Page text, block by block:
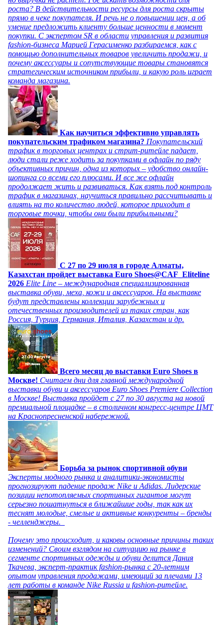
роста? В действительности ресурсы для роста скрыты
прямо в чеке покупателя. И речь не о повышении цен, а об
умение предложить клиенту больше ценности в момент
покупки. С экспертом SR в области управления и развития
fashion-бизнеса Марией Герасименко разбираемся, как с
помощью дополнительных товаров увеличить продажи, и
почему аксессуары и сопутствующие товары становятся
стратегическим источником прибыли, и какую роль играет
команда магазина.
Как научиться эффективно управлять
покупательским трафиком магазина? Покупательский
трафик в торговых центрах и стрит-ритейле падает,
люди стали реже ходить за покупками в офлайн по ряду
объективных причин, одна из которых – удобство онлайн-
шопинга со всеми его плюсами. И все же офлайн
продолжает жить и развиваться. Как взять под контроль
трафик в магазинах, научиться правильно рассчитывать и
влиять на то количество людей, которое приходит в
торговые точки, чтобы они были прибыльными?
C 27 по 29 июля в городе Алматы,
Казахстан пройдет выставка Euro Shoes@CAF_Eliteline
2026 Elite Line – международная специализированная
выставка обуви, меха, кожи и аксессуаров. На выставке
будут представлены коллекции зарубежных и
отечественных производителей из таких стран, как
Россия, Турция, Германия, Италия, Казахстан и др.
Всего месяц до выставки Euro Shoes в
Москве! Считаем дни для главной международной
выставки обуви и аксессуаров Euro Shoes Premiere Collection
в Москве! Выставка пройдет с 27 по 30 августа на новой
премиальной площадке – в столичном конгресс-центре ЦМТ
на Краснопресненской набережной.
Борьба за рынок спортивной обуви
Эксперты модного рынка и аналитики-экономисты
прогнозируют падение продаж Nike и Adidas. Лидерские
позиции непотопляемых спортивных гигантов могут
серьезно пошатнуться в ближайшие годы, так как их
теснят молодые, смелые и активные конкуренты – бренды
- челленджеры.
Почему это происходит, и каковы основные причины таких
изменений? Своим взглядом на ситуацию на рынке в
сегменте спортивных одежды и обуви делится Дания
Ткачева, эксперт-практик fashion-рынка с 20-летним
опытом управления продажами, имеющий за плечами 13
лет работы в команде Nike Russia и fashion-ритейле.